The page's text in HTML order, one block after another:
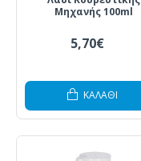
Μηχανής 100ml
5,70€
ΚΑΛΆΘΙ